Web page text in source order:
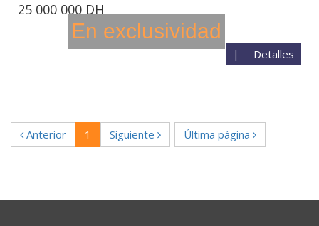
En exclusividad
25 000 000 DH
Detalles
|
Anterior 1 Siguiente Última página